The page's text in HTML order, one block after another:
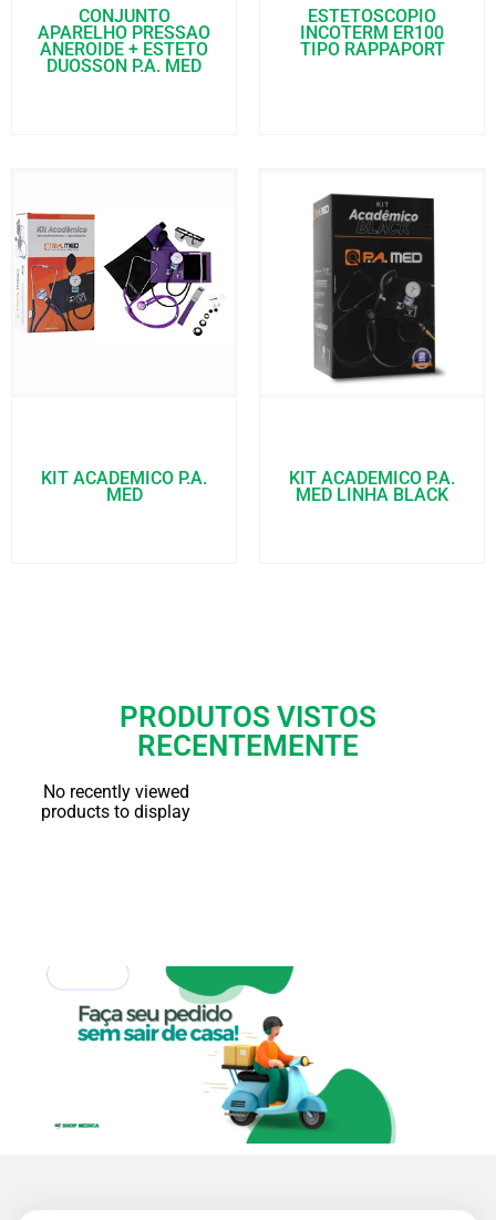
CONJUNTO
APARELHO PRESSAO
ANEROIDE + ESTETO
DUOSSON P.A. MED
ESTETOSCOPIO
INCOTERM ER100
TIPO RAPPAPORT
KIT ACADEMICO P.A.
MED
KIT ACADEMICO P.A.
MED LINHA BLACK
PRODUTOS VISTOS
RECENTEMENTE
No recently viewed
products to display